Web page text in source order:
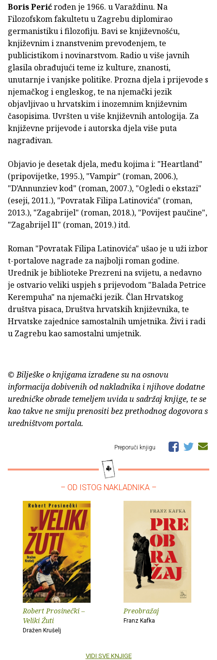
Boris Perićrođen je 1966. u Varaždinu. Na
Filozofskom fakultetu u Zagrebu diplomirao
germanistiku i filozofiju. Bavi se književnošću,
književnim i znanstvenim prevođenjem, te
publicistikom i novinarstvom. Radio u više javnih
glasila obrađujući teme iz kulture, znanosti,
unutarnje i vanjske politike. Prozna djela i prijevode s
njemačkog i engleskog, te na njemački jezik
objavljivao u hrvatskim i inozemnim književnim
časopisima. Uvršten u više književnih antologija. Za
književne prijevode i autorska djela više puta
nagrađivan.
Objavio je desetak djela, među kojima i: "Heartland"
(pripovijetke, 1995.), "Vampir" (roman, 2006.),
"D’Annunziev kod" (roman, 2007.), "Ogledi o ekstazi"
(eseji, 2011.), "Povratak Filipa Latinovića" (roman,
2013.), "Zagabrijel" (roman, 2018.), "Povijest paučine",
"Zagabrijel II" (roman, 2019.) itd.
Roman "Povratak Filipa Latinovića" ušao je u uži izbor
t-portalove nagrade za najbolji roman godine.
Urednik je biblioteke Prezreni na svijetu, a nedavno
je ostvario veliki uspjeh s prijevodom "Balada Petrice
Kerempuha" na njemački jezik. Član Hrvatskog
društva pisaca, Društva hrvatskih književnika, te
Hrvatske zajednice samostalnih umjetnika. Živi i radi
u Zagrebu kao samostalni umjetnik.
© Bilješke o knjigama izrađene su na osnovu
informacija dobivenih od nakladnika i njihove dodatne
uredničke obrade temeljem uvida u sadržaj knjige, te se
kao takve ne smiju prenositi bez prethodnog dogovora s
uredništvom portala.
Preporuči knjigu
– OD ISTOG NAKLADNIKA –
Robert Prosinečki –
Veliki Žuti
Dražen Krušelj
Preobražaj
Franz Kafka
VIDI SVE KNJIGE